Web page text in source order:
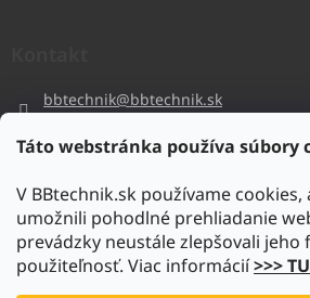
Táto webstránka používa súbory
V BBtechnik.sk používame cookies,
umožnili pohodlné prehliadanie
prevádzky neustále zlepšovali jeho
použiteľnosť. Viac informácií>>> TU
bbtechnik@bbtechnik.sk
bbtechnik
https://www.youtube.com/@bb-